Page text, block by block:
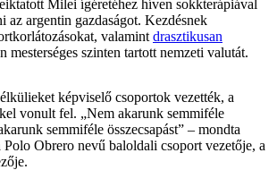
Milei ígéretéhez híven sokkterápiával
az argentin gazdaságot. Kezdésnek
valamint drasztikusan
mesterséges szinten tartott nemzeti valutát.
képviselő csoportok vezették, a
vonult fel. „Nem akarunk semmiféle
semmiféle összecsapást” – mondta
Obrero nevű baloldali csoport vezetője, a